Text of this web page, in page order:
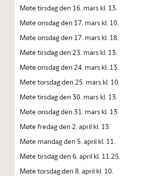
Møte tirsdag den 16. mars kl. 13.
Møte onsdag den 17. mars kl. 10.
Møte onsdag den 17. mars kl. 18.
Møte tirsdag den 23. mars kl. 13.
Møte onsdag den 24. mars kl. 13.
Møte torsdag den 25. mars kl. 10.
Møte tirsdag den 30. mars kl. 13.
Møte onsdag den 31. mars kl. 13.
Møte fredag den 2. april kl. 13.
Møte mandag den 5. april kl. 11.
Møte tirsdag den 6. april kl. 11.25.
Møte torsdag den 8. april kl. 10.